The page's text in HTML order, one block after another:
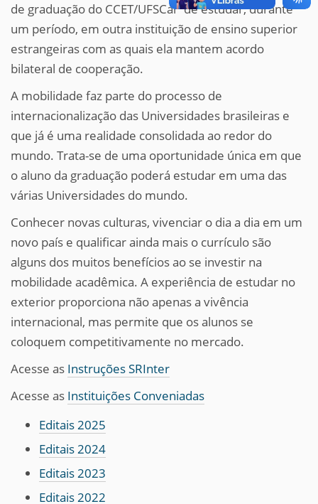
de graduação do CCET/UFSCar de estudar, durante
um período, em outra instituição de ensino superior
estrangeiras com as quais ela mantem acordo
bilateral de cooperação.
A mobilidade faz parte do processo de
internacionalização das Universidades brasileiras e
que já é uma realidade consolidada ao redor do
mundo. Trata-se de uma oportunidade única em que
o aluno da graduação poderá estudar em uma das
várias Universidades do mundo.
Conhecer novas culturas, vivenciar o dia a dia em um
novo país e qualificar ainda mais o currículo são
alguns dos muitos benefícios ao se investir na
mobilidade acadêmica. A experiência de estudar no
exterior proporciona não apenas a vivência
internacional, mas permite que os alunos se
coloquem competitivamente no mercado.
Acesse as Instruções SRInter
Acesse as Instituições Conveniadas
Editais 2025
Editais 2024
Editais 2023
Editais 2022